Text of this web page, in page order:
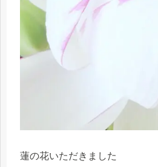
蓮の花いただきました